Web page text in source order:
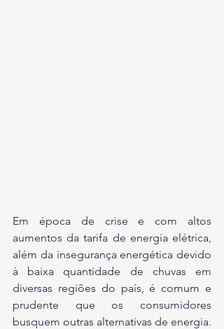
Em época de crise e com altos
aumentos da tarifa de energia elétrica,
além da insegurança energética devido
à baixa quantidade de chuvas em
diversas regiões do país, é comum e
prudente que os consumidores
busquem outras alternativas de energia.